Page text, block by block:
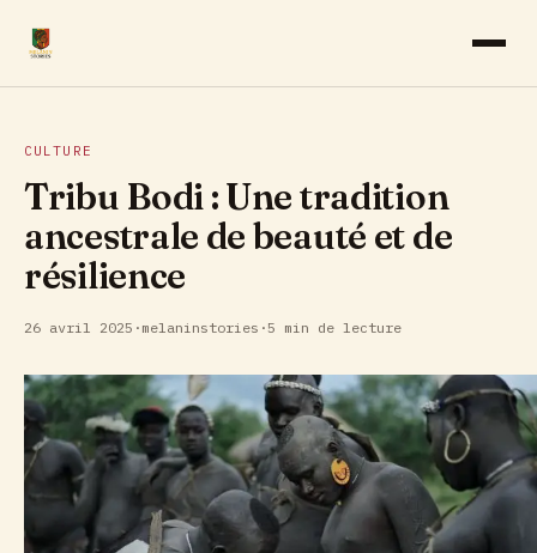
CINÉMA
CULTURE
VOYAGE & TOURISME
CULTURE
Tribu Bodi : Une tradition
ancestrale de beauté et de
résilience
26 avril 2025 · melaninstories ·5 min de lecture